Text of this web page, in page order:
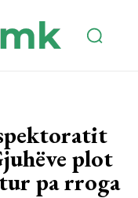
plot
pa rroga